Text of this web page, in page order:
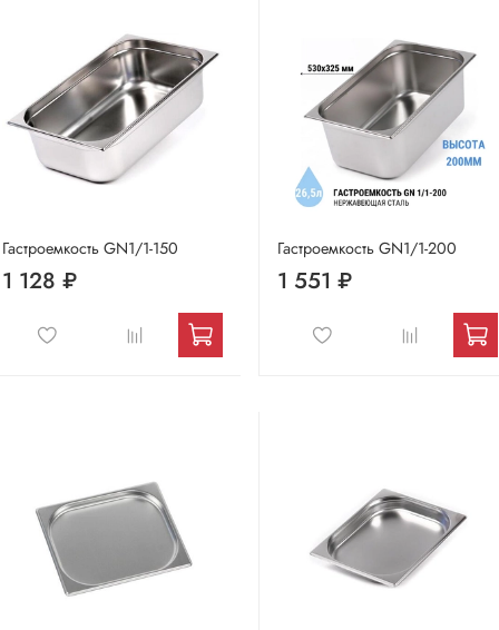
Гастроемкость GN1/1-150
1 128 ₽
Гастроемкость GN1/1-200
1 551 ₽